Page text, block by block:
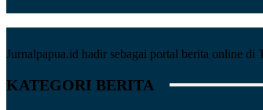
Jurnalpapua.id hadir sebagai portal berita online di
KATEGORI BERITA